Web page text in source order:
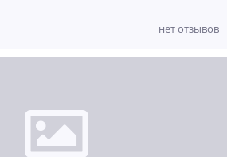
нет отзывов